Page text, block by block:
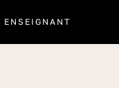
ENSEIGNANT